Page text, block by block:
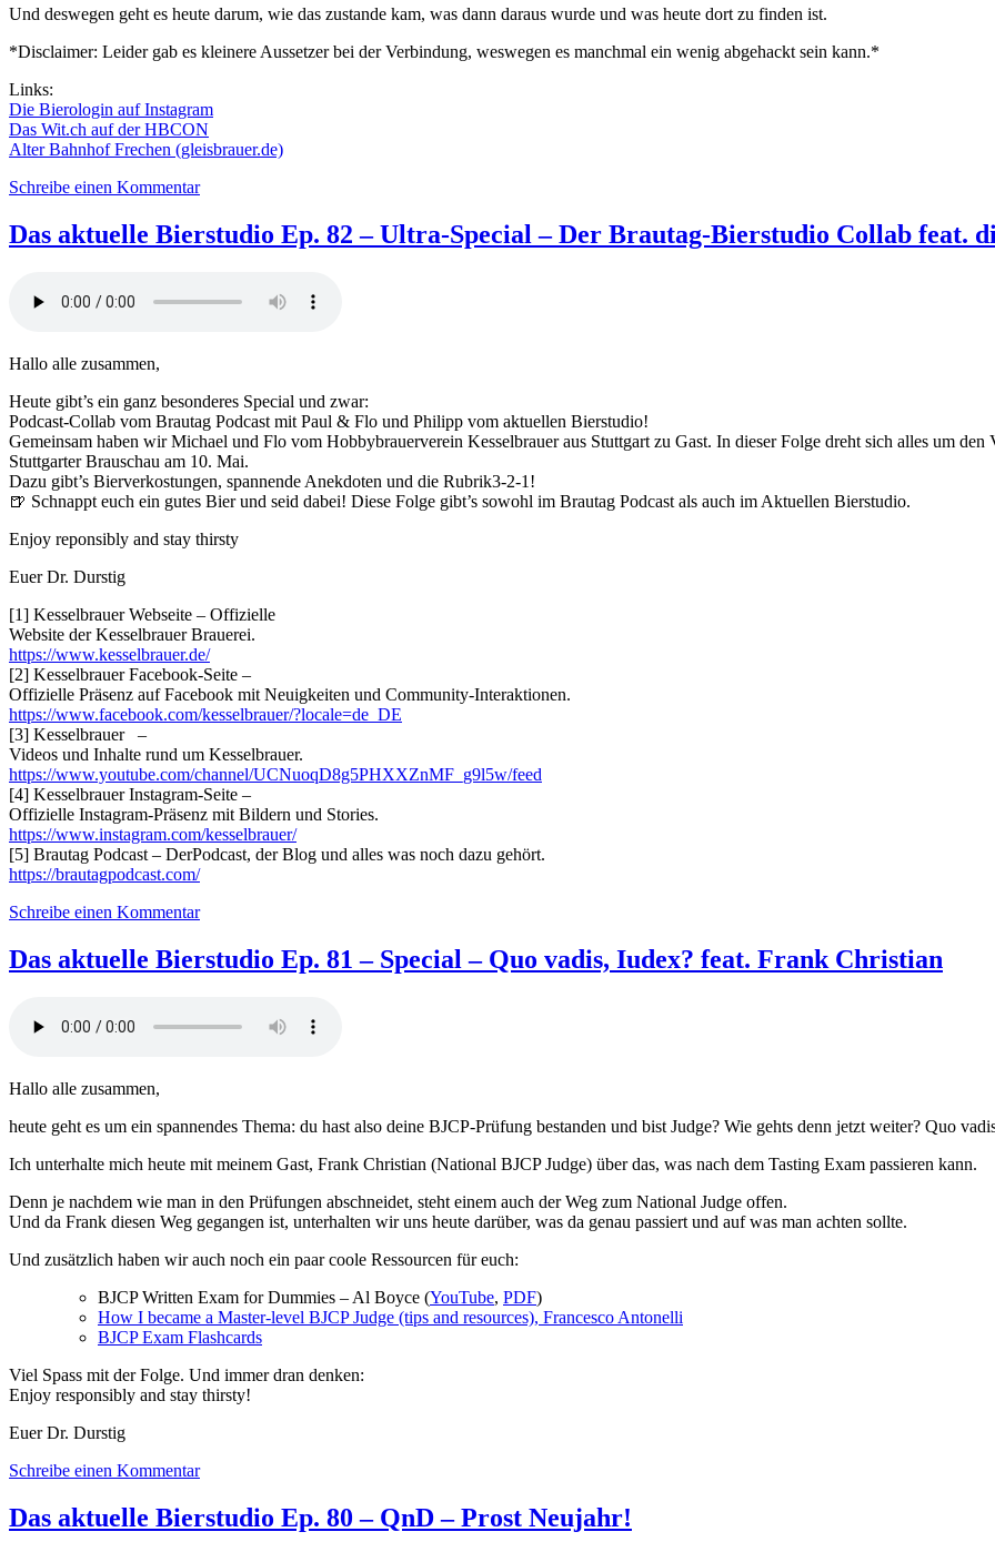
Und deswegen geht es heute darum, wie das zustande kam, was dann daraus wurde und was heute dort zu finden ist.
*Disclaimer: Leider gab es kleinere Aussetzer bei der Verbindung, weswegen es manchmal ein wenig abgehackt sein kann.*
Links:
Die Bierologin auf Instagram
Das Wit.ch auf der HBCON
Alter Bahnhof Frechen (gleisbrauer.de)
Schreibe einen Kommentarzu
aktuelle
Bierstudio
–
was
machen?
feat.
Julia
Trunz
Das aktuelle Bierstudio Ep. 82 – Ultra-Special – Der Brautag-Bierstudio Collab feat.
Hallo alle zusammen,
Heute gibt’s ein ganz besonderes Special und zwar:
Podcast-Collab vom Brautag Podcast mit Paul & Flo und Philipp vom aktuellen Bierstudio!
Gemeinsam haben wir Michael und Flo vom Hobbybrauerverein Kesselbrauer aus Stuttgart zu Gast. In dieser Folge dreht sich alles um
Stuttgarter Brauschau am 10. Mai.
Dazu gibt’s Bierverkostungen, spannende Anekdoten und die Rubrik3-2-1!
🍺 Schnappt euch ein gutes Bier und seid dabei! Diese Folge gibt’s sowohl im Brautag Podcast als auch im Aktuellen Bierstudio.
Enjoy reponsibly and stay thirsty
Euer Dr. Durstig
[1] Kesselbrauer Webseite – Offizielle
Website der Kesselbrauer Brauerei.
https://www.kesselbrauer.de/⁠
[2] Kesselbrauer Facebook-Seite –
Offizielle Präsenz auf Facebook mit Neuigkeiten und Community-Interaktionen.
⁠https://www.facebook.com/kesselbrauer/?locale=de_DE⁠
[3] Kesselbrauer –
Videos und Inhalte rund um Kesselbrauer.
⁠https://www.youtube.com/channel/UCNuoqD8g5PHXXZnMF_g9l5w/feed⁠
[4] Kesselbrauer Instagram-Seite –
Offizielle Instagram-Präsenz mit Bildern und Stories.
⁠https://www.instagram.com/kesselbrauer/⁠
[5] Brautag Podcast – DerPodcast, der Blog und alles was noch dazu gehört.
https://brautagpodcast.com/
Schreibe einen Kommentarzu
aktuelle
Bierstudio
–
Brautag-
Collab
die
Kesselbrauer
Das aktuelle Bierstudio Ep. 81 – Special – Quo vadis, Iudex? feat. Frank Christian
Hallo alle zusammen,
heute geht es um ein spannendes Thema: du hast also deine BJCP-Prüfung bestanden und bist Judge? Wie gehts denn jetzt weiter? Quo
Ich unterhalte mich heute mit meinem Gast, Frank Christian (National BJCP Judge) über das, was nach dem Tasting Exam passieren kann.
Denn je nachdem wie man in den Prüfungen abschneidet, steht einem auch der Weg zum National Judge offen.
Und da Frank diesen Weg gegangen ist, unterhalten wir uns heute darüber, was da genau passiert und auf was man achten sollte.
Und zusätzlich haben wir auch noch ein paar coole Ressourcen für euch:
BJCP Written Exam for Dummies – Al Boyce (YouTube, PDF)
How I became a Master-level BJCP Judge (tips and resources), Francesco Antonelli
BJCP Exam Flashcards
Viel Spass mit der Folge. Und immer dran denken:
Enjoy responsibly and stay thirsty!
Euer Dr. Durstig
Schreibe einen Kommentarzu
aktuelle
Bierstudio
Das aktuelle Bierstudio Ep. 80 – QnD – Prost Neujahr!